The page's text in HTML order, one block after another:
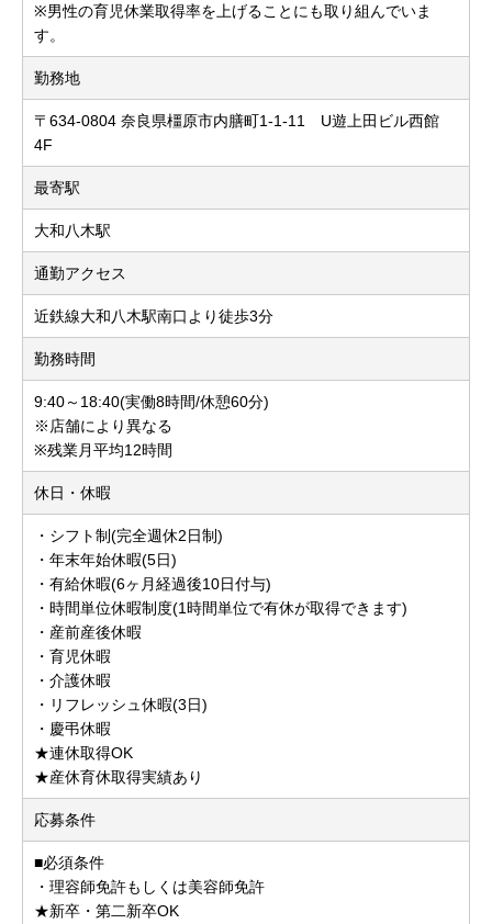
※男性の育児休業取得率を上げることにも取り組んでいま
す。
勤務地
〒634-0804 奈良県橿原市内膳町1-1-11 U遊上田ビル西館
4F
最寄駅
大和八木駅
通勤アクセス
近鉄線大和八木駅南口より徒歩3分
勤務時間
9:40～18:40(実働8時間/休憩60分)
※店舗により異なる
※残業月平均12時間
休日・休暇
・シフト制(完全週休2日制)
・年末年始休暇(5日)
・有給休暇(6ヶ月経過後10日付与)
・時間単位休暇制度(1時間単位で有休が取得できます)
・産前産後休暇
・育児休暇
・介護休暇
・リフレッシュ休暇(3日)
・慶弔休暇
★連休取得OK
★産休育休取得実績あり
応募条件
■必須条件
・理容師免許もしくは美容師免許
★新卒・第二新卒OK